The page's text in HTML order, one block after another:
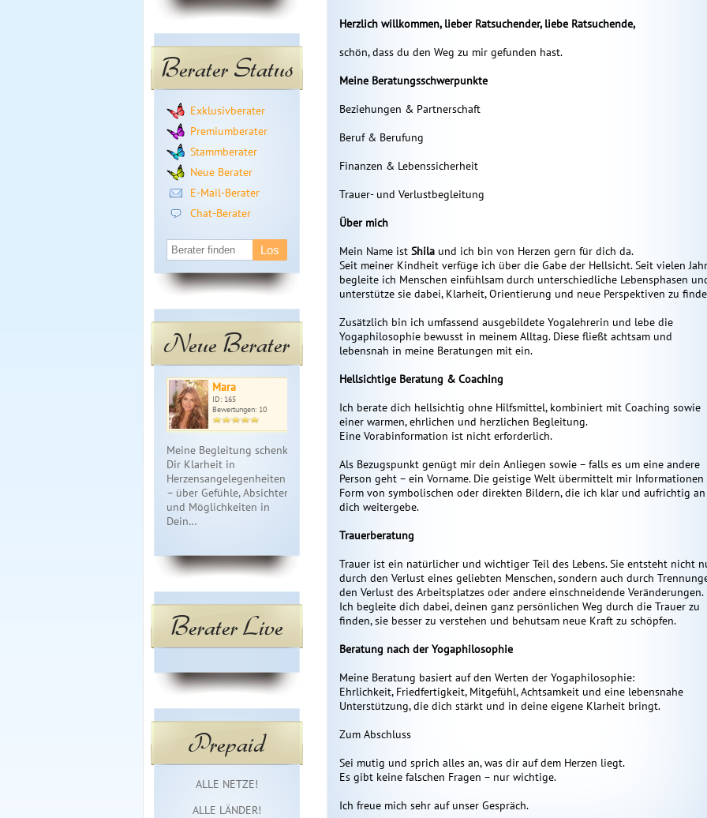
Berater Status
Exklusivberater
Premiumberater
Stammberater
Neue Berater
E-Mail-Berater
Chat-Berater
Neue Berater
Mara
ID: 165
Bewertungen: 10
Meine Begleitung schenkt
Dir Klarheit in
Herzensangelegenheiten
– über Gefühle, Absichten
und Möglichkeiten in
Dein…
Sienna Mar…
Bewertungen: 3
Geständnis an dich. Was
kann Er / Sie dir nicht
sagen. Was denkt und
fühlt Er / Sie aktuell…
Yamuna
Bewertungen: 1
Liebeskummer und
Blockaden. Ich möchte Sie
mit meiner über
Bewertungen: 0
Antworten auf ungelöste
Fragen. Liebe und
Partnerschaft, Beruf,
Berater Live
Prepaid
Sofortzugang
ALLE NETZE!
ALLE LÄNDER!
Herzlich willkommen, lieber Ratsuchender, liebe Ratsuchende,
schön, dass du den Weg zu mir gefunden hast.
Meine Beratungsschwerpunkte
Beziehungen & Partnerschaft
Beruf & Berufung
Finanzen & Lebenssicherheit
Trauer- und Verlustbegleitung
Über mich
Mein Name ist Shila und ich bin von Herzen gern für dich da.
Seit meiner Kindheit verfüge ich über die Gabe der Hellsicht. Seit vielen
begleite ich Menschen einfühlsam durch unterschiedliche Lebensphasen
unterstütze sie dabei, Klarheit, Orientierung und neue Perspektiven zu
Zusätzlich bin ich umfassend ausgebildete Yogalehrerin und lebe die
Yogaphilosophie bewusst in meinem Alltag. Diese fließt achtsam und
lebensnah in meine Beratungen mit ein.
Hellsichtige Beratung & Coaching
Ich berate dich hellsichtig ohne Hilfsmittel, kombiniert mit Coaching sowie
einer warmen, ehrlichen und herzlichen Begleitung.
Eine Vorabinformation ist nicht erforderlich.
Als Bezugspunkt genügt mir dein Anliegen sowie – falls es um eine andere
Person geht – ein Vorname. Die geistige Welt übermittelt mir Informationen
Form von symbolischen oder direkten Bildern, die ich klar und aufrichtig an
dich weitergebe.
Trauerberatung
Trauer ist ein natürlicher und wichtiger Teil des Lebens. Sie entsteht nicht
durch den Verlust eines geliebten Menschen, sondern auch durch
den Verlust des Arbeitsplatzes oder andere einschneidende Veränderungen.
Ich begleite dich dabei, deinen ganz persönlichen Weg durch die Trauer zu
finden, sie besser zu verstehen und behutsam neue Kraft zu schöpfen.
Beratung nach der Yogaphilosophie
Meine Beratung basiert auf den Werten der Yogaphilosophie:
Ehrlichkeit, Friedfertigkeit, Mitgefühl, Achtsamkeit und eine lebensnahe
Unterstützung, die dich stärkt und in deine eigene Klarheit bringt.
Zum Abschluss
Sei mutig und sprich alles an, was dir auf dem Herzen liegt.
Es gibt keine falschen Fragen – nur wichtige.
Ich freue mich sehr auf unser Gespräch.